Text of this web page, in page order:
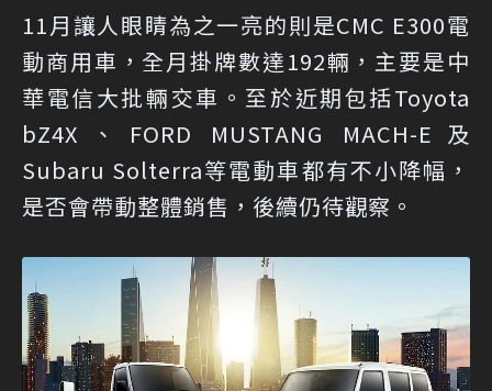
11月讓人眼睛為之一亮的則是CMC E300電
動商用車，全月掛牌數達192輛，主要是中
華電信大批輛交車。至於近期包括Toyota
bZ4X、FORD MUSTANG MACH-E及
Subaru Solterra等電動車都有不小降幅，
是否會帶動整體銷售，後續仍待觀察。